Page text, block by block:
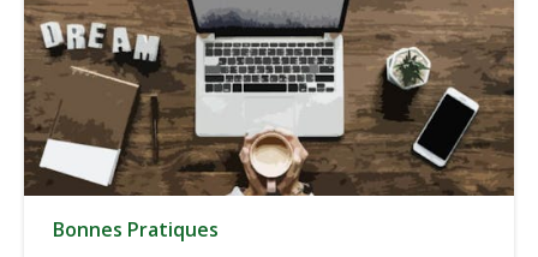
Bonnes Pratiques